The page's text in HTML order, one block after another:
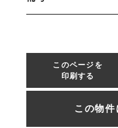
このページを
印刷する
この物件